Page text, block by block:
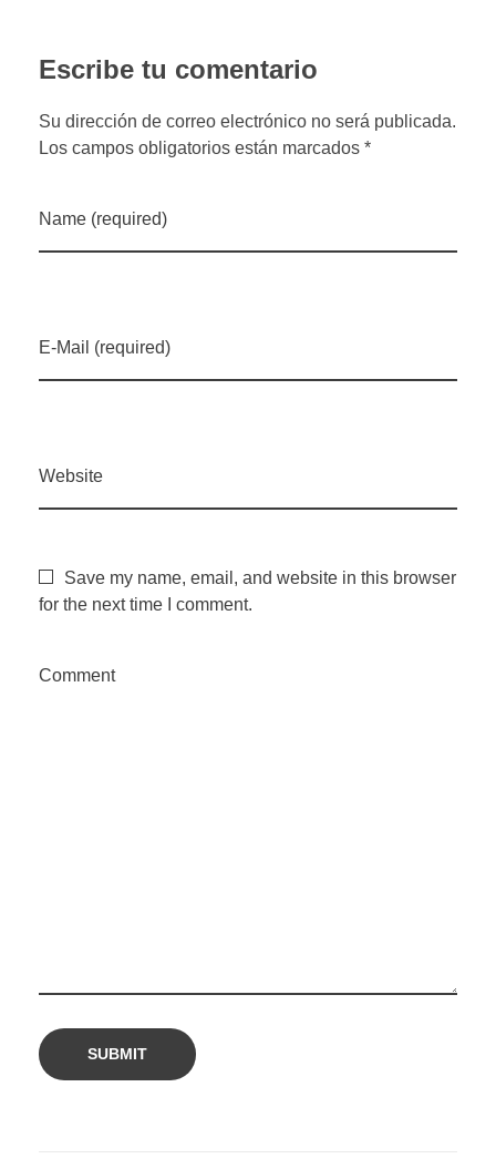
Escribe tu comentario
Su dirección de correo electrónico no será publicada.
Los campos obligatorios están marcados *
Name (required)
E-Mail (required)
Website
Save my name, email, and website in this browser
for the next time I comment.
Comment